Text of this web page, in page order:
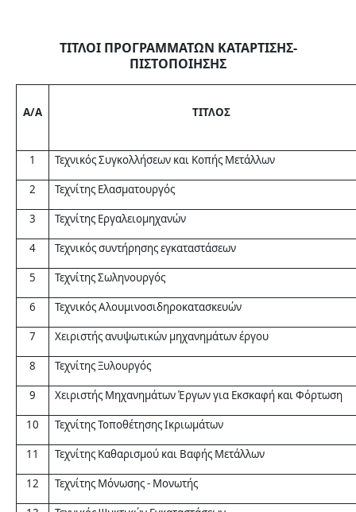
ΤΙΤΛΟΙ ΠΡΟΓΡΑΜΜΑΤΩΝ ΚΑΤΑΡΤΙΣΗΣ-
ΠΙΣΤΟΠΟΙΗΣΗΣ
Α/Α ΤΙΤΛΟΣ
1 Τεχνικός Συγκολλήσεων και Κοπής Μετάλλων
2 Τεχνίτης Ελασματουργός
3 Τεχνίτης Εργαλειομηχανών
4 Τεχνικός συντήρησης εγκαταστάσεων
5 Τεχνίτης Σωληνουργός
6 Τεχνικός Αλουμινοσιδηροκατασκευών
7 Χειριστής ανυψωτικών μηχανημάτων έργου
8 Τεχνίτης Ξυλουργός
9 Χειριστής Μηχανημάτων Έργων για Εκσκαφή και Φόρτωση
10 Τεχνίτης Τοποθέτησης Ικριωμάτων
11 Τεχνίτης Καθαρισμού και Βαφής Μετάλλων
12 Τεχνίτης Μόνωσης - Μονωτής